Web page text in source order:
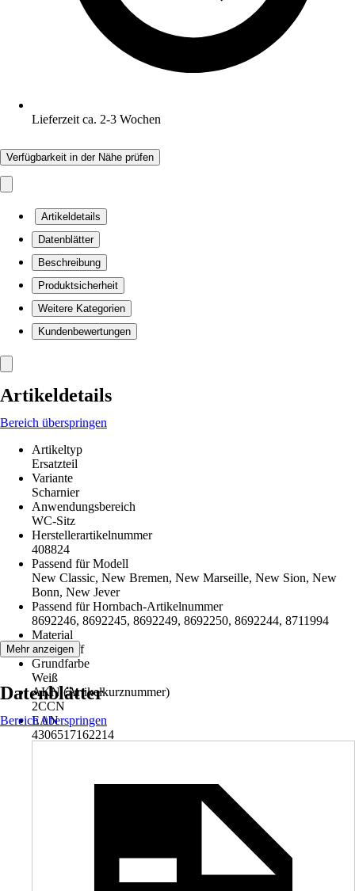
Lieferzeit ca. 2-3 Wochen
Verfügbarkeit in der Nähe prüfen
Artikeldetails
Datenblätter
Beschreibung
Produktsicherheit
Weitere Kategorien
Kundenbewertungen
Artikeldetails
Bereich überspringen
Artikeltyp
Ersatzteil
Variante
Scharnier
Anwendungsbereich
WC-Sitz
Herstellerartikelnummer
408824
Passend für Modell
New Classic, New Bremen, New Marseille, New Sion, New
Bonn, New Jever
Passend für Hornbach-Artikelnummer
8692246, 8692245, 8692249, 8692250, 8692244, 8711994
Material
Kunststoff
Grundfarbe
Weiß
AKN (Artikelkurznummer)
2CCN
EAN
4306517162214
Mehr anzeigen
Datenblätter
Bereich überspringen